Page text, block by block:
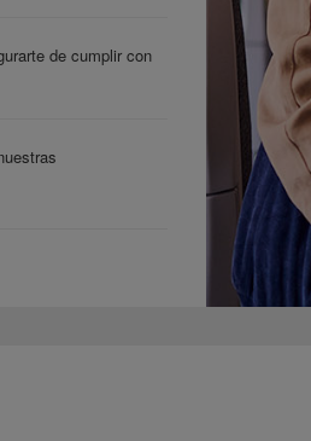
de cumplir con